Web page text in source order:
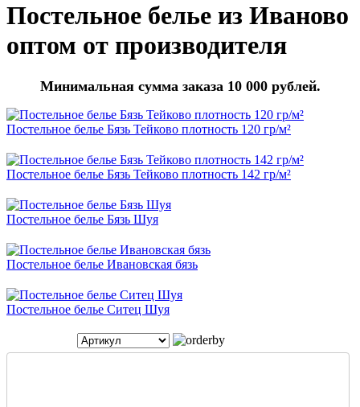
Постельное белье из Иваново
оптом от производителя
Минимальная сумма заказа 10 000 рублей.
Постельное белье Бязь Тейково плотность 120 гр/м²
Постельное белье Бязь Тейково плотность 142 гр/м²
Постельное белье Бязь Шуя
Постельное белье Ивановская бязь
Постельное белье Ситец Шуя